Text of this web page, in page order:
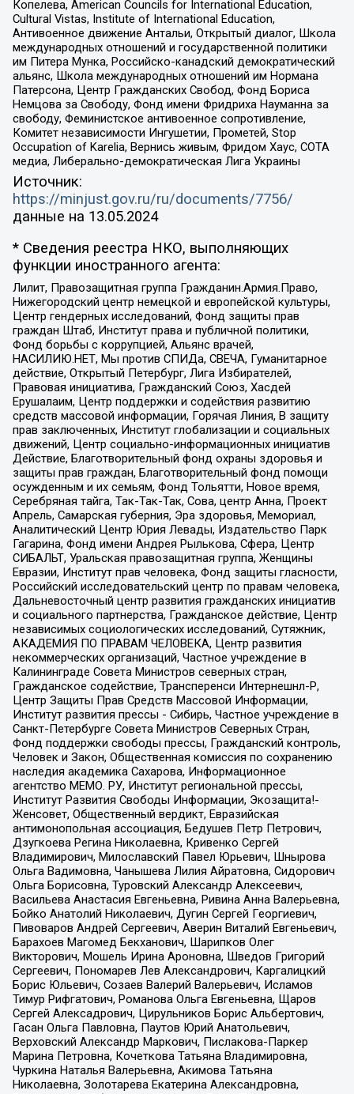
Копелева, American Councils for International Education,
Cultural Vistas, Institute of International Education,
Антивоенное движение Антальи, Открытый диалог, Школа
международных отношений и государственной политики
им Питера Мунка, Российско-канадский демократический
альянс, Школа международных отношений им Нормана
Патерсона, Центр Гражданских Свобод, Фонд Бориса
Немцова за Свободу, Фонд имени Фридриха Науманна за
свободу, Феминистское антивоенное сопротивление,
Комитет независимости Ингушетии, Прометей, Stop
Occupation of Karelia, Вернись живым, Фридом Хаус, СОТА
медиа, Либерально-демократическая Лига Украины
Источник:
https://minjust.gov.ru/ru/documents/7756/
данные на 13.05.2024
* Сведения реестра НКО, выполняющих
функции иностранного агента:
Лилит, Правозащитная группа Гражданин.Армия.Право,
Нижегородский центр немецкой и европейской культуры,
Центр гендерных исследований, Фонд защиты прав
граждан Штаб, Институт права и публичной политики,
Фонд борьбы с коррупцией, Альянс врачей,
НАСИЛИЮ.НЕТ, Мы против СПИДа, СВЕЧА, Гуманитарное
действие, Открытый Петербург, Лига Избирателей,
Правовая инициатива, Гражданский Союз, Хасдей
Ерушалаим, Центр поддержки и содействия развитию
средств массовой информации, Горячая Линия, В защиту
прав заключенных, Институт глобализации и социальных
движений, Центр социально-информационных инициатив
Действие, Благотворительный фонд охраны здоровья и
защиты прав граждан, Благотворительный фонд помощи
осужденным и их семьям, Фонд Тольятти, Новое время,
Серебряная тайга, Так-Так-Так, Сова, центр Анна, Проект
Апрель, Самарская губерния, Эра здоровья, Мемориал,
Аналитический Центр Юрия Левады, Издательство Парк
Гагарина, Фонд имени Андрея Рылькова, Сфера, Центр
СИБАЛЬТ, Уральская правозащитная группа, Женщины
Евразии, Институт прав человека, Фонд защиты гласности,
Российский исследовательский центр по правам человека,
Дальневосточный центр развития гражданских инициатив
и социального партнерства, Гражданское действие, Центр
независимых социологических исследований, Сутяжник,
АКАДЕМИЯ ПО ПРАВАМ ЧЕЛОВЕКА, Центр развития
некоммерческих организаций, Частное учреждение в
Калининграде Совета Министров северных стран,
Гражданское содействие, Трансперенси Интернешнл-Р,
Центр Защиты Прав Средств Массовой Информации,
Институт развития прессы - Сибирь, Частное учреждение в
Санкт-Петербурге Совета Министров Северных Стран,
Фонд поддержки свободы прессы, Гражданский контроль,
Человек и Закон, Общественная комиссия по сохранению
наследия академика Сахарова, Информационное
агентство МЕМО. РУ, Институт региональной прессы,
Институт Развития Свободы Информации, Экозащита!-
Женсовет, Общественный вердикт, Евразийская
антимонопольная ассоциация, Бедушев Петр Петрович,
Дзугкоева Регина Николаевна, Кривенко Сергей
Владимирович, Милославский Павел Юрьевич, Шнырова
Ольга Вадимовна, Чанышева Лилия Айратовна, Сидорович
Ольга Борисовна, Туровский Александр Алексеевич,
Васильева Анастасия Евгеньевна, Ривина Анна Валерьевна,
Бойко Анатолий Николаевич, Дугин Сергей Георгиевич,
Пивоваров Андрей Сергеевич, Аверин Виталий Евгеньевич,
Барахоев Магомед Бекханович, Шарипков Олег
Викторович, Мошель Ирина Ароновна, Шведов Григорий
Сергеевич, Пономарев Лев Александрович, Каргалицкий
Борис Юльевич, Созаев Валерий Валерьевич, Исламов
Тимур Рифгатович, Романова Ольга Евгеньевна, Щаров
Сергей Алексадрович, Цирульников Борис Альбертович,
Гасан Ольга Павловна, Паутов Юрий Анатольевич,
Верховский Александр Маркович, Пислакова-Паркер
Марина Петровна, Кочеткова Татьяна Владимировна,
Чуркина Наталья Валерьевна, Акимова Татьяна
Николаевна, Золотарева Екатерина Александровна,